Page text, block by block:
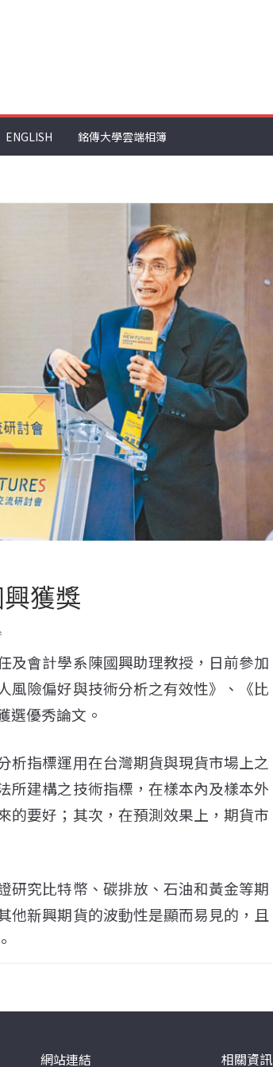
ENGLISH 銘傳大學雲端相簿
獲獎
及會計學系陳國興助理教授，日前參加
風險偏好與技術分析之有效性》、《比
選優秀論文。
析指標運用在台灣期貨與現貨市場上之
所建構之技術指標，在樣本內及樣本外
的要好；其次，在預測效果上，期貨市
研究比特幣、碳排放、石油和黃金等期
他新興期貨的波動性是顯而易見的，且
網站連結 相關資訊